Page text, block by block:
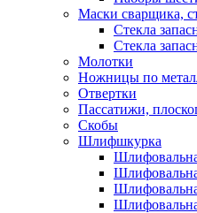
Маски сварщика,
Стекла
Стекла
Молотки
Ножницы по
Отвертки
Пассатижи,
Скобы
Шлифшкурка